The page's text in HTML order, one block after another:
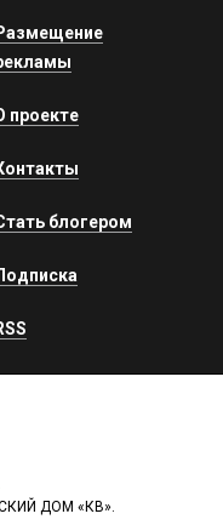
проекте
блогером
ДОМ «КВ».